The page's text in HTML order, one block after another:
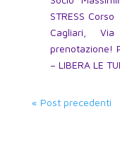
STRESS
Cagliari,
prenotazione!
– LIBERA LE
« Post precedenti